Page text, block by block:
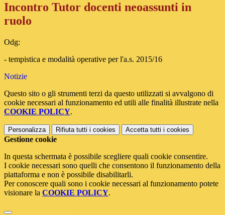
Incontro Tutor docenti neoassunti in
ruolo
Odg:
- tempistica e modalità operative per l'a.s. 2015/16
Notizie
Questo sito o gli strumenti terzi da questo utilizzati si avvalgono di
cookie necessari al funzionamento ed utili alle finalità illustrate nella
COOKIE POLICY.
Personalizza Rifiuta tutti i cookies Accetta tutti i cookies
Gestione cookie
In questa schermata è possibile scegliere quali cookie consentire.
I cookie necessari sono quelli che consentono il funzionamento della
piattaforma e non è possibile disabilitarli.
Per conoscere quali sono i cookie necessari al funzionamento potete
visionare la COOKIE POLICY.